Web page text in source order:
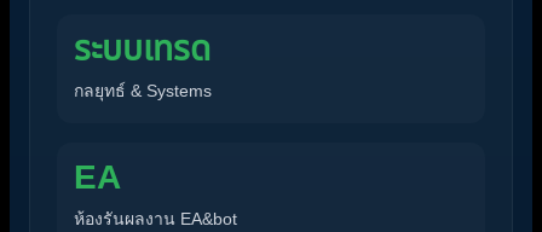
ระบบเทรด
กลยุทธ์ & Systems
EA
ห้องรันผลงาน EA&bot